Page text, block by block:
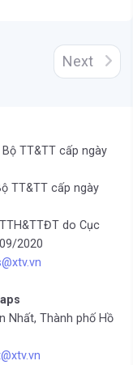
Next
TT&TT cấp ngày
TT&TT cấp ngày
do Cục
2020
Nhất, Thành phố Hồ